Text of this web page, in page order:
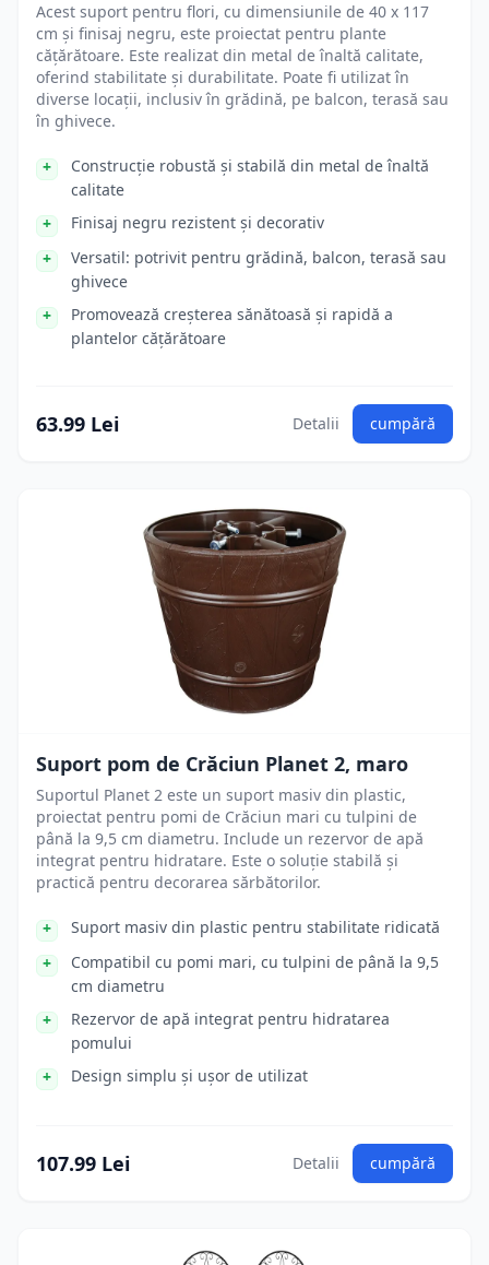
Acest suport pentru flori, cu dimensiunile de 40 x 117
cm și finisaj negru, este proiectat pentru plante
cățărătoare. Este realizat din metal de înaltă calitate,
oferind stabilitate și durabilitate. Poate fi utilizat în
diverse locații, inclusiv în grădină, pe balcon, terasă sau
în ghivece.
Construcție robustă și stabilă din metal de înaltă
calitate
Finisaj negru rezistent și decorativ
Versatil: potrivit pentru grădină, balcon, terasă sau
ghivece
Promovează creșterea sănătoasă și rapidă a
plantelor cățărătoare
63.99 Lei Detalii cumpără
Suport pom de Crăciun Planet 2, maro
Suportul Planet 2 este un suport masiv din plastic,
proiectat pentru pomi de Crăciun mari cu tulpini de
până la 9,5 cm diametru. Include un rezervor de apă
integrat pentru hidratare. Este o soluție stabilă și
practică pentru decorarea sărbătorilor.
Suport masiv din plastic pentru stabilitate ridicată
Compatibil cu pomi mari, cu tulpini de până la 9,5
cm diametru
Rezervor de apă integrat pentru hidratarea
pomului
Design simplu și ușor de utilizat
107.99 Lei Detalii cumpără